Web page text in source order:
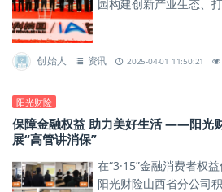
园构建创新产业生态、
创始人 资讯 2025-04-01 11:50:21
阳光财险
保障金融权益 助力美好生活 ——阳光
展“高管讲消保”
在“3·15”金融消费者权
阳光财险山西省分公司